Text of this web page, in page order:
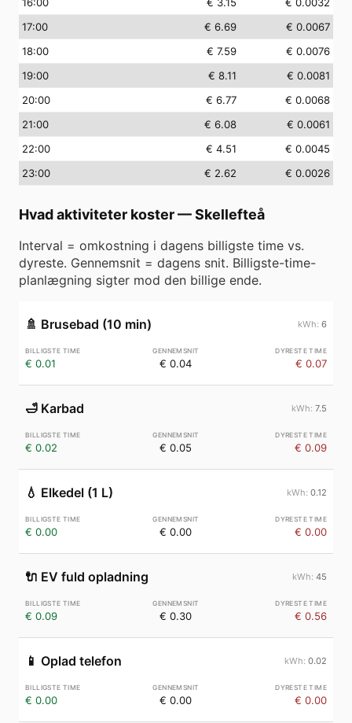
17:00 € 6.69
€ 0.0067
18:00 € 7.59
€ 0.0076
19:00 € 8.11
€ 0.0081
20:00 € 6.77
€ 0.0068
21:00 € 6.08
€ 0.0061
22:00 € 4.51
€ 0.0045
23:00 € 2.62 € 0.0026
Hvad aktiviteter koster—Skellefteå
Interval = omkostning i dagens billigste time vs.
dyreste. Gennemsnit = dagens snit. Billigste-time-
planlægning sigter mod den billige ende.
🚿 Brusebad (10 min) 6
€ 0.01 € 0.04 € 0.07
🛁 Karbad 7.5
€ 0.02 € 0.05 € 0.09
💧 Elkedel (1 L) 0.12
€ 0.00 € 0.00 € 0.00
🔌 EV fuld opladning 45
€ 0.09 € 0.30 € 0.56
📱 Oplad telefon 0.02
€ 0.00 € 0.00 € 0.00